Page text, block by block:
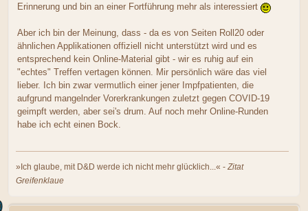
Erinnerung und bin an einer Fortführung mehr als interessiert
Aber ich bin der Meinung, dass - da es von Seiten Roll20 oder
ähnlichen Applikationen offiziell nicht unterstützt wird und es
entsprechend kein Online-Material gibt - wir es ruhig auf ein
"echtes" Treffen vertagen können. Mir persönlich wäre das viel
lieber. Ich bin zwar vermutlich einer jener Impfpatienten, die
aufgrund mangelnder Vorerkrankungen zuletzt gegen COVID-19
geimpft werden, aber sei's drum. Auf noch mehr Online-Runden
habe ich echt einen Bock.
»Ich glaube, mit D&D werde ich nicht mehr glücklich...« - Zitat
Greifenklaue